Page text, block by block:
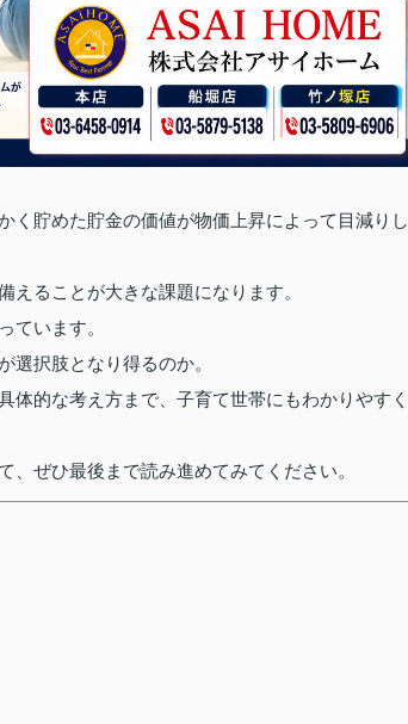
く貯めた貯金の価値が物価上昇によって目減りし
ることが大きな課題になります。
ています。
選択肢となり得るのか。
体的な考え方まで、子育て世帯にもわかりやすく
ぜひ最後まで読み進めてみてください。